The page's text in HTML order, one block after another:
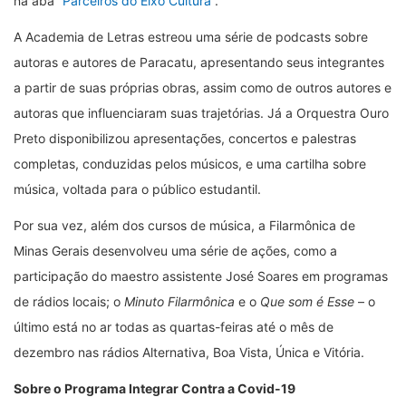
A Academia de Letras estreou uma série de podcasts sobre
autoras e autores de Paracatu, apresentando seus integrantes
a partir de suas próprias obras, assim como de outros autores e
autoras que influenciaram suas trajetórias. Já a Orquestra Ouro
Preto disponibilizou apresentações, concertos e palestras
completas, conduzidas pelos músicos, e uma cartilha sobre
música, voltada para o público estudantil.
Por sua vez, além dos cursos de música, a Filarmônica de
Minas Gerais desenvolveu uma série de ações, como a
participação do maestro assistente José Soares em programas
de rádios locais; o Minuto Filarmônica e o Que som é Esse – o
último está no ar todas as quartas-feiras até o mês de
dezembro nas rádios Alternativa, Boa Vista, Única e Vitória.
Sobre o Programa Integrar Contra a Covid-19